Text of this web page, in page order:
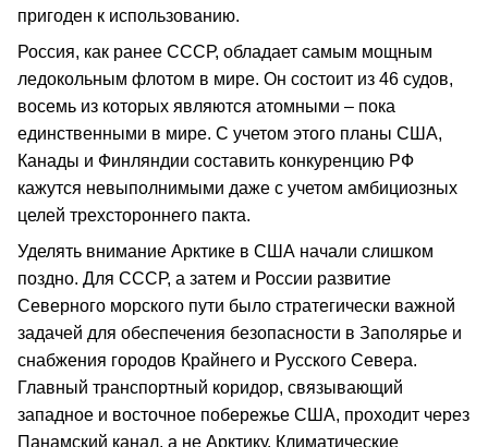
пригоден к использованию.
Россия, как ранее СССР, обладает самым мощным
ледокольным флотом в мире. Он состоит из 46 судов,
восемь из которых являются атомными – пока
единственными в мире. С учетом этого планы США,
Канады и Финляндии составить конкуренцию РФ
кажутся невыполнимыми даже с учетом амбициозных
целей трехстороннего пакта.
Уделять внимание Арктике в США начали слишком
поздно. Для СССР, а затем и России развитие
Северного морского пути было стратегически важной
задачей для обеспечения безопасности в Заполярье и
снабжения городов Крайнего и Русского Севера.
Главный транспортный коридор, связывающий
западное и восточное побережье США, проходит через
Панамский канал, а не Арктику. Климатические